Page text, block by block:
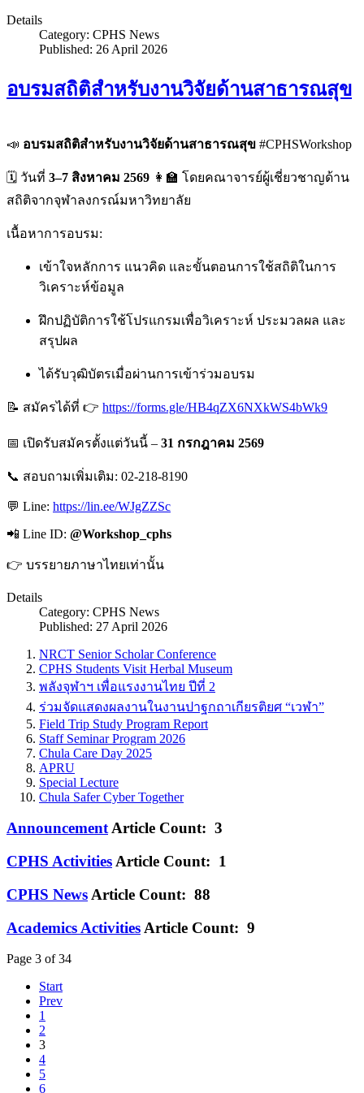
Details
Category: CPHS News
Published: 26 April 2026
อบรมสถิติสำหรับงานวิจัยด้านสาธารณสุข
📣 อบรมสถิติสำหรับงานวิจัยด้านสาธารณสุข #CPHSWorkshop
🗓 วันที่ 3–7 สิงหาคม 2569 👩‍🏫 โดยคณาจารย์ผู้เชี่ยวชาญด้าน
สถิติจากจุฬาลงกรณ์มหาวิทยาลัย
เนื้อหาการอบรม:
เข้าใจหลักการ แนวคิด และขั้นตอนการใช้สถิติในการ
วิเคราะห์ข้อมูล
ฝึกปฏิบัติการใช้โปรแกรมเพื่อวิเคราะห์ ประมวลผล และ
สรุปผล
ได้รับวุฒิบัตรเมื่อผ่านการเข้าร่วมอบรม
📝 สมัครได้ที่ 👉 https://forms.gle/HB4qZX6NXkWS4bWk9
📅 เปิดรับสมัครตั้งแต่วันนี้ – 31 กรกฎาคม 2569
📞 สอบถามเพิ่มเติม: 02-218-8190
💬 Line: https://lin.ee/WJgZZSc
📲 Line ID: @Workshop_cphs
👉 บรรยายภาษาไทยเท่านั้น
Details
Category: CPHS News
Published: 27 April 2026
NRCT Senior Scholar Conference
CPHS Students Visit Herbal Museum
พลังจุฬาฯ เพื่อแรงงานไทย ปีที่ 2
ร่วมจัดแสดงผลงานในงานปาฐกถาเกียรติยศ “เวฬา”
Field Trip Study Program Report
Staff Seminar Program 2026
Chula Care Day 2025
APRU
Special Lecture
Chula Safer Cyber Together
AnnouncementArticle Count: 3
CPHS Activities Article Count: 1
CPHS News Article Count: 88
Academics Activities Article Count: 9
Page 3 of 34
Start
Prev
1
2
3
4
5
6